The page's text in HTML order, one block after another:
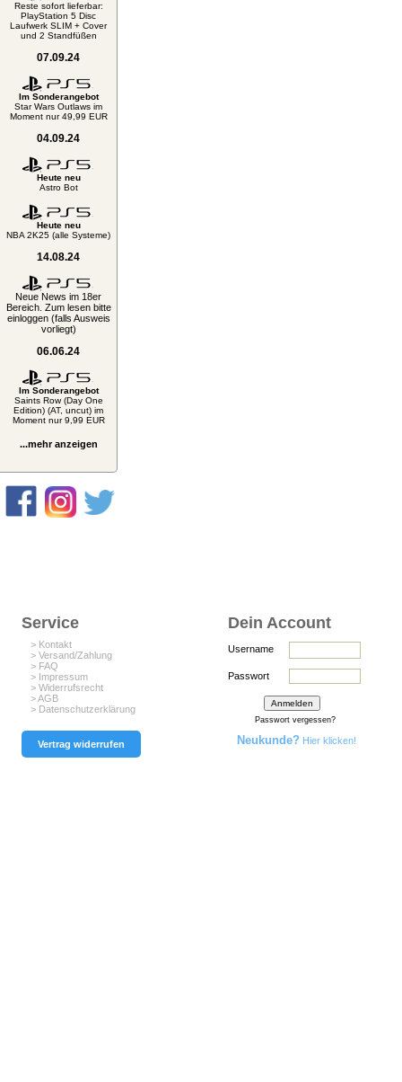
Reste sofort lieferbar:
PlayStation 5 Disc
Laufwerk SLIM + Cover
und 2 Standfüßen
07.09.24
Im Sonderangebot
Star Wars Outlaws im
Moment nur 49,99 EUR
04.09.24
Heute neu
Astro Bot
Heute neu
NBA 2K25 (alle Systeme)
14.08.24
Neue News im 18er
Bereich. Zum lesen bitte
einloggen (falls Ausweis
vorliegt)
06.06.24
Im Sonderangebot
Saints Row (Day One
Edition) (AT, uncut) im
Moment nur 9,99 EUR
...mehr anzeigen
Service
> Kontakt
> Versand/Zahlung
> FAQ
> Impressum
> Widerrufsrecht
> AGB
> Datenschutzerklärung
Vertrag widerrufen
Dein Account
Username
Passwort
Passwort vergessen?
Neukunde? Hier klicken!